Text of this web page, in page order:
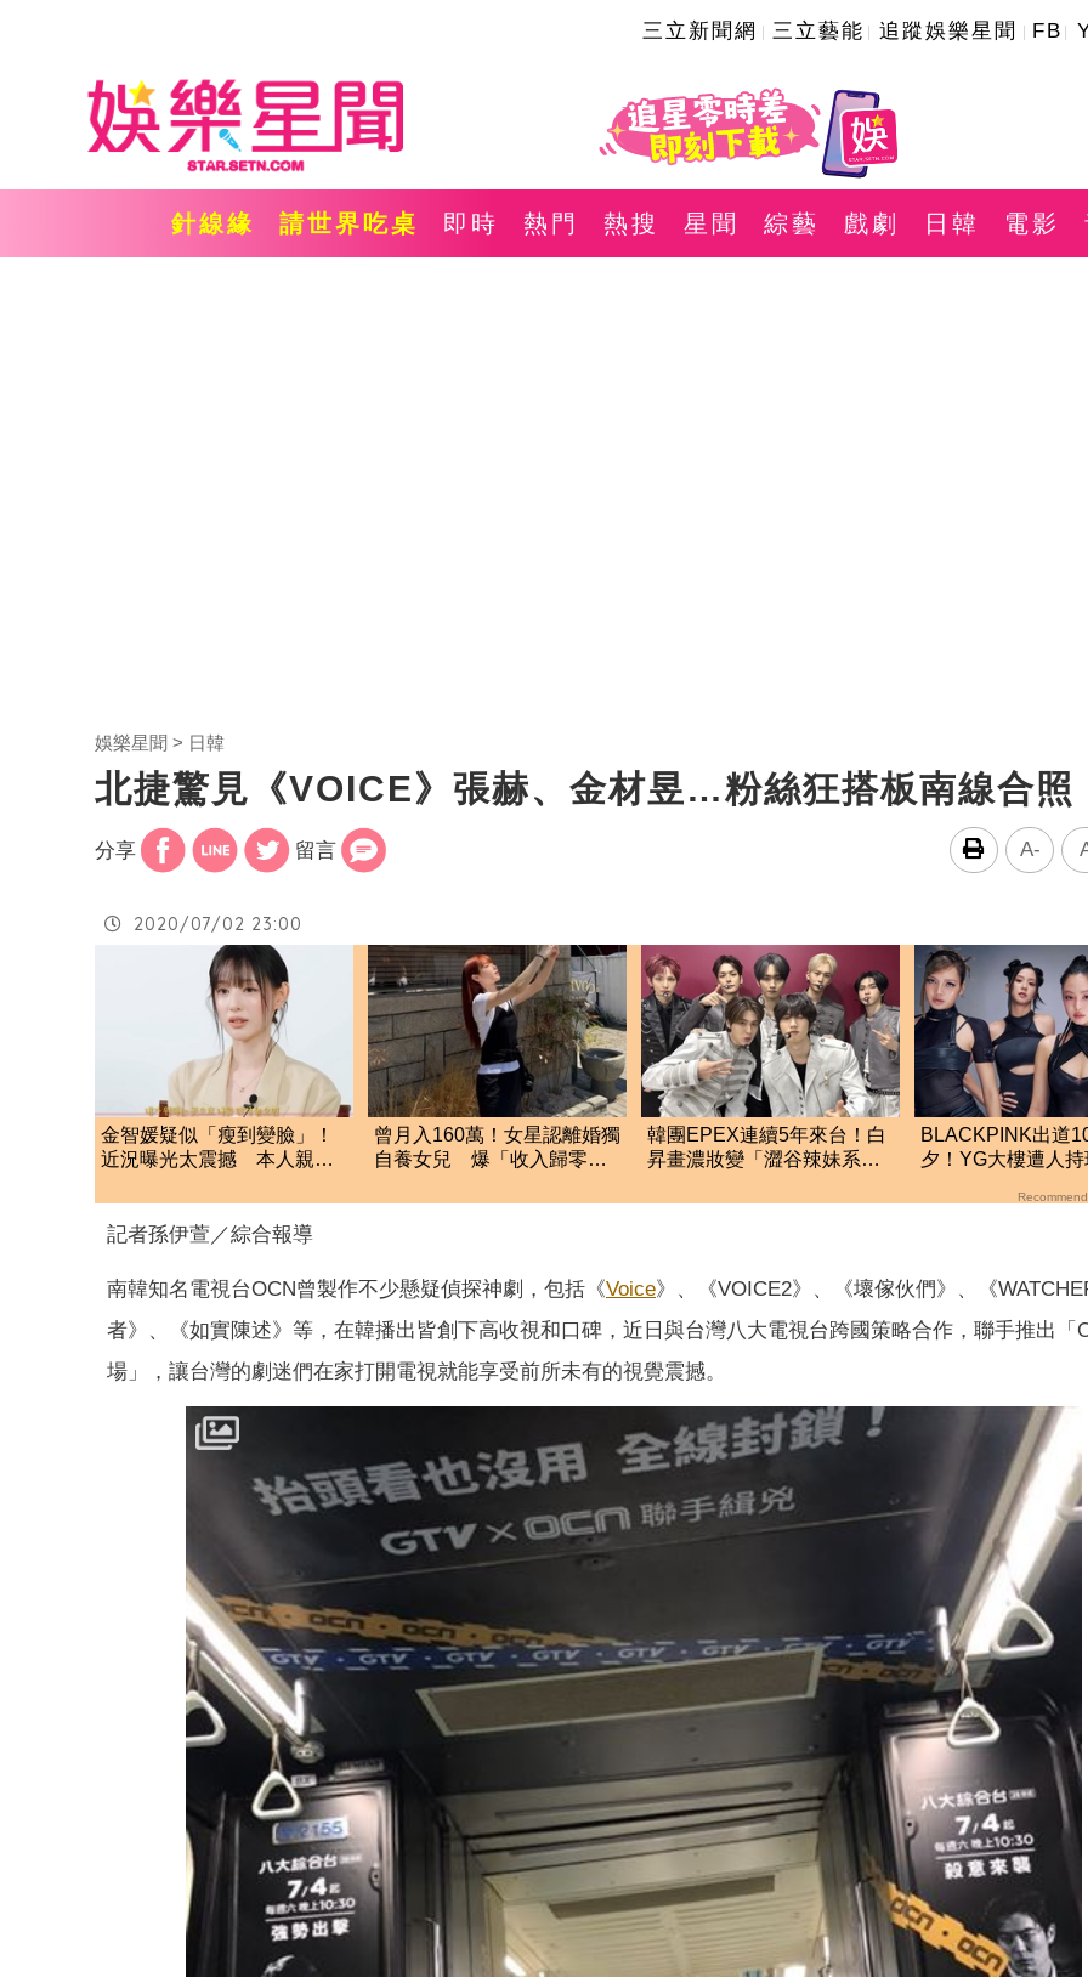
三立新聞網 三立藝能 追蹤娛樂星聞 FB
針線緣 請世界吃桌 即時 熱門 熱搜 星聞 綜藝 戲劇 日韓 電影
娛樂星聞 日韓
北捷驚見《VOICE》張赫、金材昱…粉絲狂搭板南線合照
分享 留言 A-
2020/07/02 23:00
金智媛疑似「瘦到變臉」！
近況曝光太震撼 本人親揭
曾月入160萬！女星認離婚獨
自養女兒 爆「收入歸零」
韓團EPEX連續5年來台！白
昇畫濃妝變「澀谷辣妹系男
BLACKPINK出道
夕！YG大樓遭人
記者孫伊萱／綜合報導
南韓知名電視台OCN曾製作不少懸疑偵探神劇，包括《Voice》、《VOICE2》、《壞傢伙們》、《
者》、《如實陳述》等，在韓播出皆創下高收視和口碑，近日與台灣八大電視台跨國策略合作，聯手推出「
場」，讓台灣的劇迷們在家打開電視就能享受前所未有的視覺震撼。